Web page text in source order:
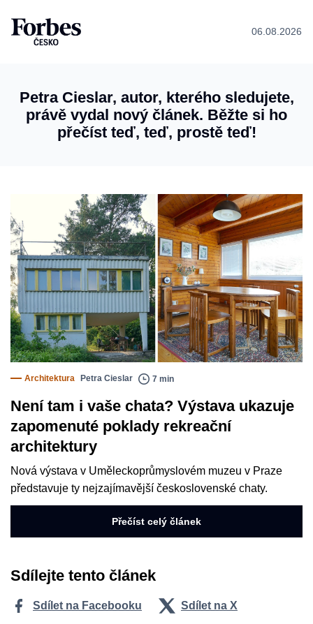
06.08.2026
Petra Cieslar, autor, kterého sledujete,
právě vydal nový článek. Běžte si ho
přečíst teď, teď, prostě teď!
Architektura Petra Cieslar 7 min
Není tam i vaše chata? Výstava ukazuje
zapomenuté poklady rekreační
architektury
Nová výstava v Uměleckoprůmyslovém muzeu v Praze
představuje ty nejzajímavější československé chaty.
Přečíst celý článek
Sdílejte tento článek
Sdílet na Facebooku Sdílet na X